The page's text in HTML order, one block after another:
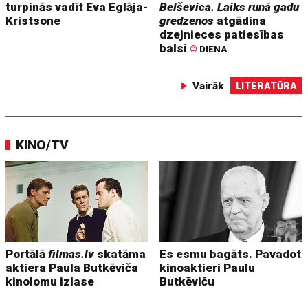
turpinās vadīt Eva Eglāja-
Kristsone
Belševica. Laiks runā gadu
gredzenos atgādina
dzejnieces patiesības
balsi © DIENA
Vairāk LITERATŪRA
KINO/TV
Portālāfilmas.lv skatāma
aktiera Paula Butkēviča
kinolomu izlase
Es esmu bagāts. Pavadot
kinoaktieri Paulu
Butkēviču